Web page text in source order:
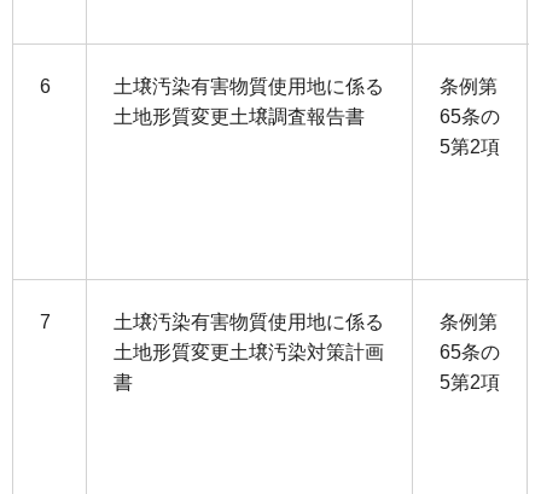
6
土壌汚染有害物質使用地に係る
土地形質変更土壌調査報告書
条例第
65条の
5第2項
7
土壌汚染有害物質使用地に係る
土地形質変更土壌汚染対策計画
書
条例第
65条の
5第2項